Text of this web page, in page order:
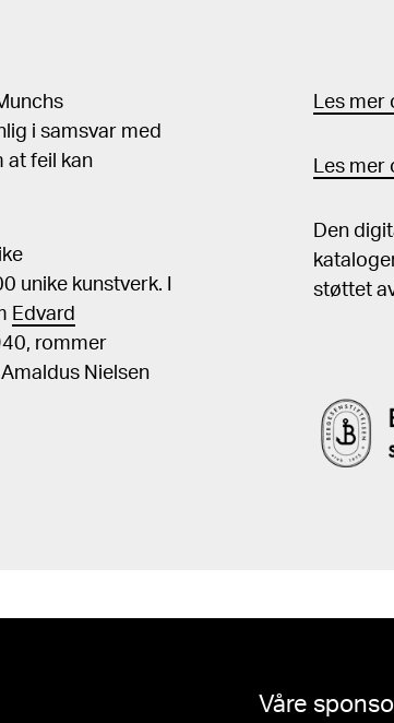
i samsvar med
at feil kan
unike kunstverk. I
Edvard
rommer
Nielsen
Les mer
Les mer
Den
støttet
Våre